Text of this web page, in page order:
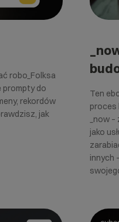
robo_Folksa
prompty do
rekordów
jak
Ten
proces
_now
jako
innych